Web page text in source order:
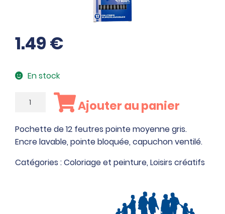
1.49€
En stock
quantité
Pochette
de
12
feutres
Ajouter au panier
Pochette de 12 feutres pointe moyenne gris.
Encre lavable, pointe bloquée, capuchon ventilé.
Catégories :Coloriage et peinture, Loisirs créatifs